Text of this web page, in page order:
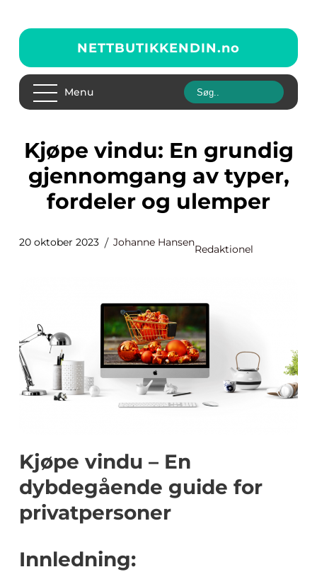
NETTBUTIKKENDIN.no
Menu
Kjøpe vindu: En grundig
gjennomgang av typer,
fordeler og ulemper
20 oktober 2023 Johanne Hansen
Redaktionel
Kjøpe vindu – En
dybdegående guide for
privatpersoner
Innledning: